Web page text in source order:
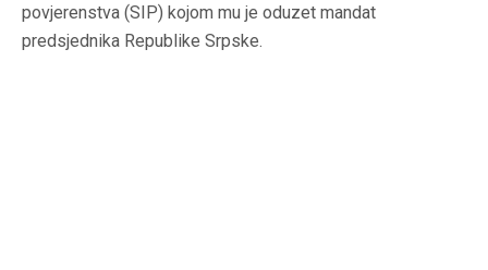
povjerenstva (SIP) kojom mu je oduzet mandat
predsjednika Republike Srpske.